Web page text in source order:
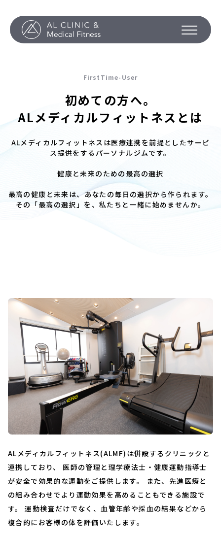
FirstTime-User
初めての方へ。
ALメディカルフィットネスとは
ALメディカルフィットネスは医療連携を前提としたサービ
ス提供をするパーソナルジムです。
健康と未来のための最高の選択
最高の健康と未来は、あなたの毎日の選択から作られます。
その「最高の選択」を、私たちと一緒に始めませんか。
ALメディカルフィットネス(ALMF)は併設するクリニックと
連携しており、 医師の管理と理学療法士・健康運動指導士
が安全で効果的な運動をご提供します。 また、先進医療と
の組み合わせでより運動効果を高めることもできる施設で
す。 運動検査だけでなく、血管年齢や採血の結果などから
複合的にお客様の体を評価いたします。